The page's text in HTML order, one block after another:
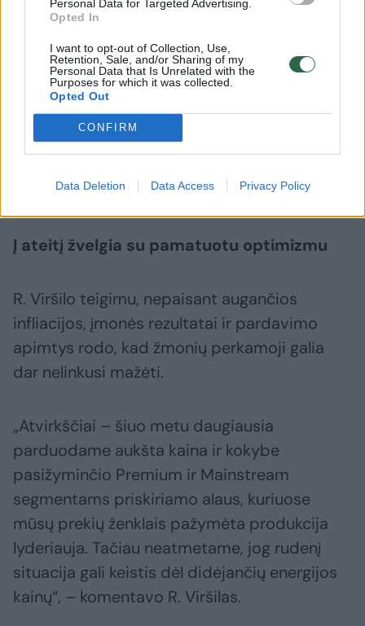
Personal Data for Targeted Advertising.
Opted In
I want to opt-out of Collection, Use,
Retention, Sale, and/or Sharing of my
Personal Data that Is Unrelated with the
Purposes for which it was collected.
Opted Out
CONFIRM
Data Deletion Data Access Privacy Policy
Alaus pardavimo kiekiai Lietuvos rinkoje liko
tokie patys kaip pernai – 44,7 mln. litrų. Pagal
Valstybinės mokesčių inspekcijos (VMI)
duomenis visa Lietuvos alaus rinka per
pirmuosius šešis šių metų mėnesius mažėjo
padidėjo.
Į ateitį žvelgia su pamatuotu optimizmu
R. Viršilo teigimu, nepaisant augančios
infliacijos, įmonės rezultatai ir pardavimo
apimtys rodo, kad žmonių perkamoji galia
dar nelinkusi mažėti.
„Atvirkščiai – šiuo metu daugiausia
parduodame aukšta kaina ir kokybe
pasižyminčio Premium ir Mainstream
segmentams priskiriamo alaus, kuriuose
mūsų prekių ženklais pažymėta produkcija
lyderiauja. Tačiau neatmetame, jog rudenį
situacija gali keistis dėl didėjančių energijos
kainų“, – komentavo R. Viršilas.